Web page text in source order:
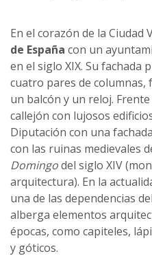
En el corazón de la Ciudad
de España con un
en el siglo XIX. Su fachada
cuatro pares de columnas,
un balcón y un reloj.
callejón con lujosos
Diputación con una
con las ruinas medievales
Domingodel siglo XIV
arquitectura). En la
una de las dependencias del
alberga elementos
épocas, como capiteles,
y góticos.